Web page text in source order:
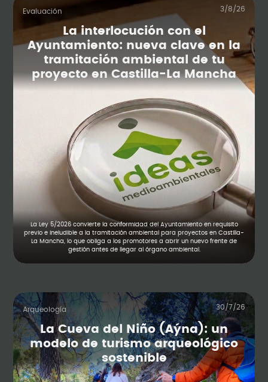
Evaluación 3/8/26
La interlocución con el
Ayuntamiento: nueva clave en la
tramitación ambiental de tu
proyecto en Castilla-La Mancha
La Ley 5/2026 convierte la conformidad del Ayuntamiento en requisito
previo e ineludible a la tramitación ambiental para proyectos en Castilla-
La Mancha, lo que obliga a los promotores a abrir un nuevo frente de
gestión antes de llegar al órgano ambiental.
Arqueología 30/7/26
La Cueva del Niño (Aýna): un
modelo de turismo arqueológico
sostenible